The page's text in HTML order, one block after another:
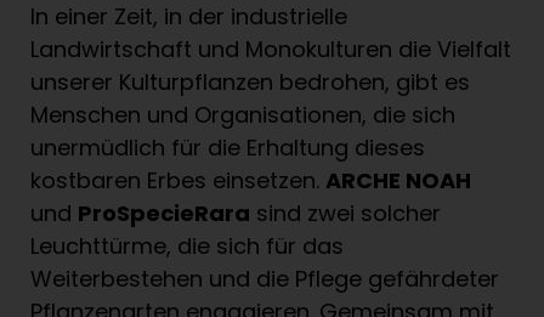
In einer Zeit, in der industrielle
Landwirtschaft und Monokulturen die Vielfalt
unserer Kulturpflanzen bedrohen, gibt es
Menschen und Organisationen, die sich
unermüdlich für die Erhaltung dieses
kostbaren Erbes einsetzen. ARCHE NOAH
und ProSpecieRara sind zwei solcher
Leuchttürme, die sich für das
Weiterbestehen und die Pflege gefährdeter